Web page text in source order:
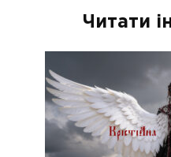
Читати